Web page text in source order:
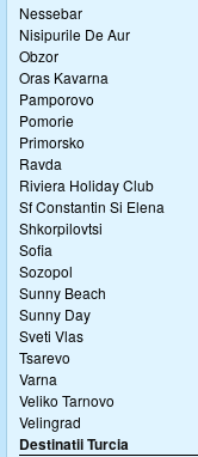
Nessebar
Nisipurile De Aur
Obzor
Oras Kavarna
Pamporovo
Pomorie
Primorsko
Ravda
Riviera Holiday Club
Sf Constantin Si Elena
Shkorpilovtsi
Sofia
Sozopol
Sunny Beach
Sunny Day
Sveti Vlas
Tsarevo
Varna
Veliko Tarnovo
Velingrad
Destinatii Turcia